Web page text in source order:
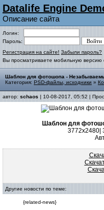
Datalife Engine
Описание сайта
Логин:
Пароль:
Регистрация на сайте! Забыли пароль?
Вы просматриваете мобильную версию
Шаблон для фотошопа -
Категория: PSD-файлы, исходники »
автор: schaos | 10-08-2017, 05:52 |
Шаблон для
3772х2480|
Другие новости по теме:
{related-news}